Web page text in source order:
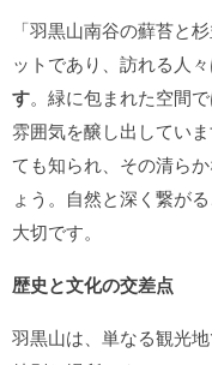
「羽黒山南谷の蘚苔と
ットであり、訪れる人
す。緑に包まれた空間
雰囲気を醸し出してい
ても知られ、その清ら
ょう。自然と深く繋が
大切です。
歴史と文化の交差点
羽黒山は、単なる観光